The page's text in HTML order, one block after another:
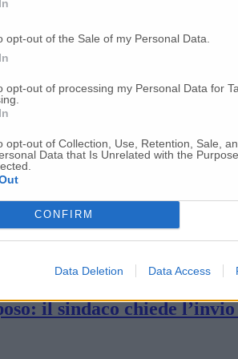
opt-out of the Sale of my Personal Data.
opt-out of processing my Personal Data for
opt-out of Collection, Use, Retention, Sale,
Data that Is Unrelated with the
CONFIRM
Data Deletion Data Access
Positivo un tampone su
chiude gli uffici
Acquaroli: «Spingiamo
donna di 43 anni di
oltre un terzo dei
il sindaco chiede